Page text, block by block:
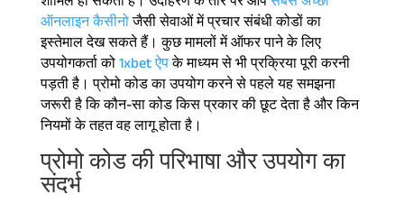
ऑनलाइन कैसीनोजैसी सेवाओं में प्रचार संबंधी कोडों का
इस्तेमाल देख सकते हैं। कुछ मामलों में ऑफर पाने के लिए
उपयोगकर्ता को1xbet ऐपके माध्यम से भी प्रक्रिया पूरी करनी
पड़ती है। प्रोमो कोड का उपयोग करने से पहले यह समझना
जरूरी है कि कौन-सा कोड किस प्रकार की छूट देता है और किन
नियमों के तहत वह लागू होता है।
प्रोमो कोड की परिभाषा और उपयोग का
संदर्भ